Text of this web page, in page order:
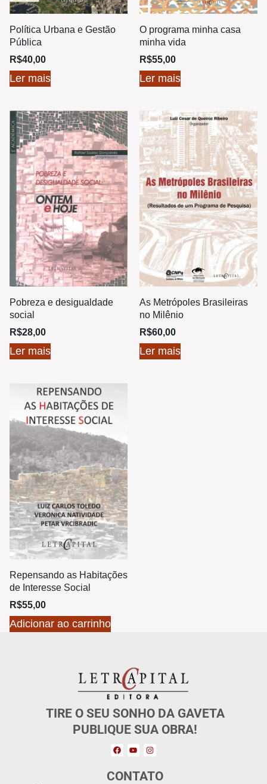
Política Urbana e Gestão
Pública
R$40,00
Ler mais
O programa minha casa
minha vida
R$55,00
Ler mais
Pobreza e desigualdade
social
R$28,00
Ler mais
As Metrópoles Brasileiras
no Milênio
R$60,00
Ler mais
Repensando as Habitações
de Interesse Social
R$55,00
Adicionar ao carrinho
TIRE O SEU SONHO DA GAVETA
PUBLIQUE SUA OBRA!
CONTATO